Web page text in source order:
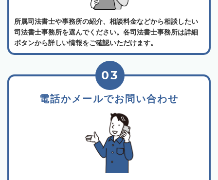
所属司法書士や事務所の紹介、相談料金などから相談したい
司法書士事務所を選んでください。各司法書士事務所は詳細
ボタンから詳しい情報をご確認いただけます。
電話かメールでお問い合わせ
03